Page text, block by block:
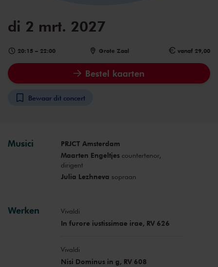
di 2 mrt. 2027
20:15 – 22:00 Grote Zaal vanaf 29,00
Bestel kaarten
Bewaar dit concert
Musici
PRJCT Amsterdam
Maarten Engeltjescountertenor,
dirigent
Julia Lezhneva sopraan
Werken Vivaldi
In furore iustissimae irae, RV 626
Vivaldi
Nisi Dominus in g, RV 608